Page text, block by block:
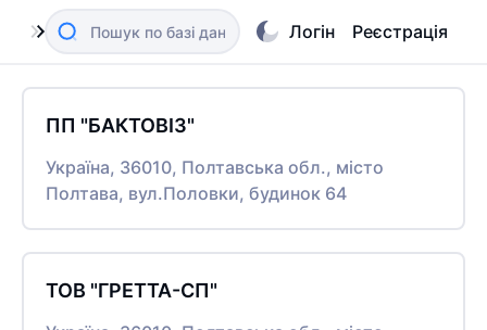
Логін Реєстрація
ПП "БАКТОВІЗ"
Україна, 36010, Полтавська обл., місто
Полтава, вул.Половки, будинок 64
ТОВ "ГРЕТТА-СП"